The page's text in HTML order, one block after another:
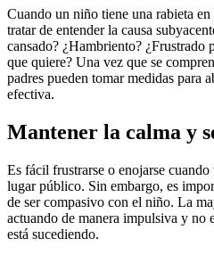
Cuando un niño tiene una rabieta
tratar de entender la causa
cansado? ¿Hambriento? ¿Frustrado
que quiere? Una vez que se
padres pueden tomar medidas para
efectiva.
Mantener la calma y
Es fácil frustrarse o enojarse
lugar público. Sin embargo, es
de ser compasivo con el niño. La
actuando de manera impulsiva y no
está sucediendo.